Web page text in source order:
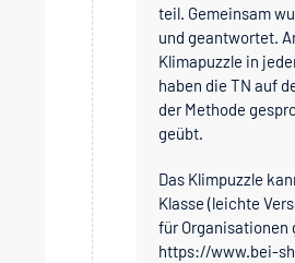
teil. Gemeinsam
und geantwortet.
Klimapuzzle in
haben die TN auf
der Methode
geübt.
Das Klimpuzzle
Klasse (leichte
für Organisationen
https://www.bei-